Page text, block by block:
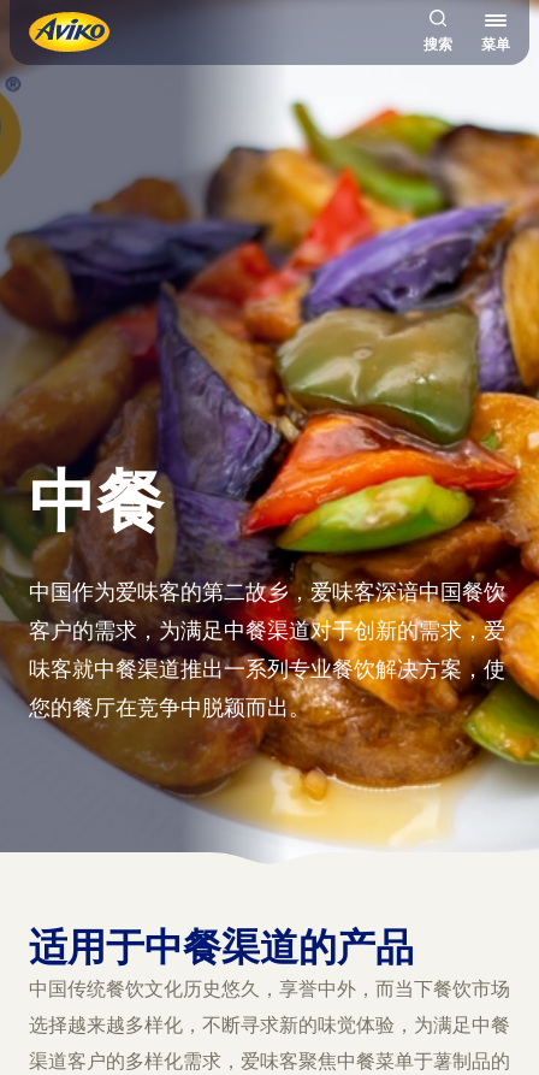
搜索 菜单
中餐
中国作为爱味客的第二故乡，爱味客深谙中国餐饮
客户的需求，为满足中餐渠道对于创新的需求，爱
味客就中餐渠道推出一系列专业餐饮解决方案，使
您的餐厅在竞争中脱颖而出。
适用于中餐渠道的产品
中国传统餐饮文化历史悠久，享誉中外，而当下餐饮市场
选择越来越多样化，不断寻求新的味觉体验，为满足中餐
渠道客户的多样化需求，爱味客聚焦中餐菜单于薯制品的